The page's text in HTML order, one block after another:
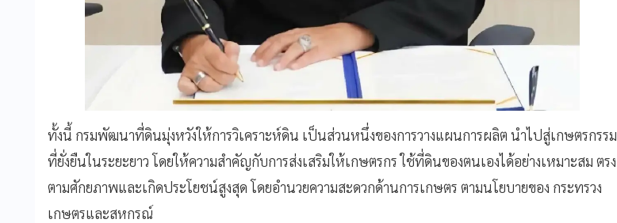
ทั้งนี้ กรมพัฒนาที่ดินมุ่งหวังให้การวิเคราะห์ดิน เป็นส่วนหนึ่งของการวางแผนการผลิต นำไปสู่เกษตรกรรม
ที่ยั่งยืนในระยะยาว โดยให้ความสำคัญกับการส่งเสริมให้เกษตรกร ใช้ที่ดินของตนเองได้อย่างเหมาะสม ตรง
ตามศักยภาพและเกิดประโยชน์สูงสุด โดยอำนวยความสะดวกด้านการเกษตร ตามนโยบายของ กระทรวง
เกษตรและสหกรณ์